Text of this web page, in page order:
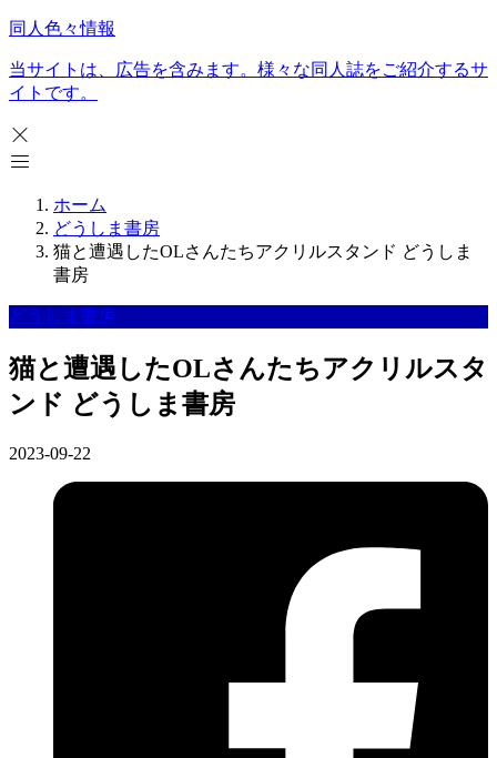
同人色々情報
当サイトは、広告を含みます。様々な同人誌をご紹介するサ
イトです。
ホーム
どうしま書房
猫と遭遇したOLさんたちアクリルスタンド どうしま
書房
どうしま書房
猫と遭遇したOLさんたちアクリルスタ
ンド どうしま書房
2023-09-22